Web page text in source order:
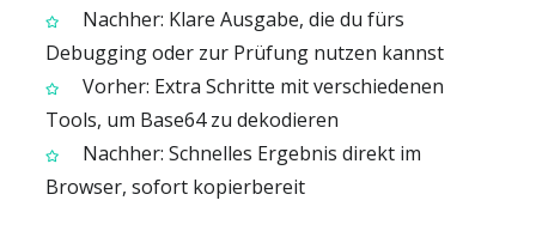
Nachher: Klare Ausgabe, die du fürs
Debugging oder zur Prüfung nutzen kannst
Vorher: Extra Schritte mit verschiedenen
Tools, um Base64 zu dekodieren
Nachher: Schnelles Ergebnis direkt im
Browser, sofort kopierbereit